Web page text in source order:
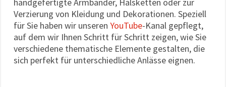
Verzierung von Kleidung und Dekorationen. Speziell
für Sie haben wir unseren YouTube-Kanal gepflegt,
auf dem wir Ihnen Schritt für Schritt zeigen, wie Sie
verschiedene thematische Elemente gestalten, die
sich perfekt für unterschiedliche Anlässe eignen.